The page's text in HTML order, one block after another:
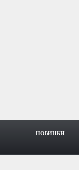
НОВИНКИ